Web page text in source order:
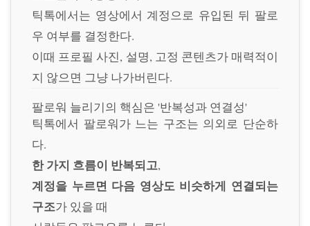
틱톡에서는 영상에서 계정으로 유입된 뒤 팔로
우 여부를 결정한다.
이때 프로필 사진, 설명, 고정 콘텐츠가 매력적이
지 않으면 그냥 나가버린다.
팔로워 늘리기의 핵심은 '반복성과 연결성'
틱톡에서 팔로워가 느는 구조는 의외로 단순하
다.
한 가지 흐름이 반복되고,
계정을 누르면 다음 영상도 비슷하게 연결되는
구조가 있을 때